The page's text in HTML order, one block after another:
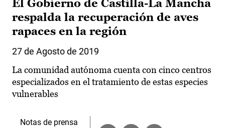
El Gobierno de Castilla-La Mancha
respalda la recuperación de aves
rapaces en la región
27 de Agosto de 2019
La comunidad autónoma cuenta con cinco centros
especializados en el tratamiento de estas especies
vulnerables
Notas de prensa